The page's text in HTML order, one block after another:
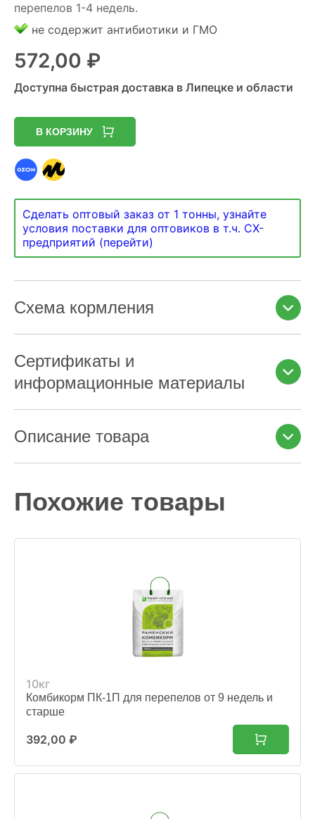
перепелов 1-4 недель.
не содержит антибиотики и ГМО
572,00 ₽
Доступна быстрая доставка в Липецке и области
В КОРЗИНУ
Сделать оптовый заказ от 1 тонны, узнайте
условия поставки для оптовиков в т.ч. СХ-
предприятий (перейти)
Схема кормления
Сертификаты и
информационные материалы
Описание товара
Похожие товары
10кг
Комбикорм ПК-1П для перепелов от 9 недель и
старше
392,00 ₽